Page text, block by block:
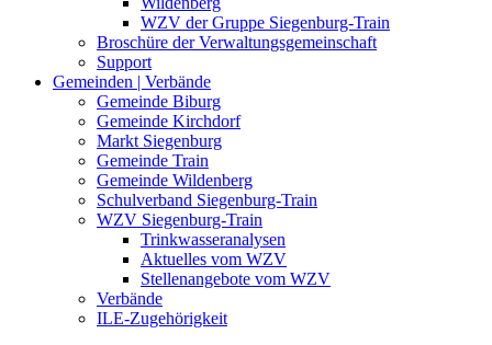
WZV der Gruppe Siegenburg-Train
Broschüre der Verwaltungsgemeinschaft
Support
Gemeinden | Verbände
Gemeinde Biburg
Gemeinde Kirchdorf
Markt Siegenburg
Gemeinde Train
Gemeinde Wildenberg
Schulverband Siegenburg-Train
WZV Siegenburg-Train
Trinkwasseranalysen
Aktuelles vom WZV
Stellenangebote vom WZV
Verbände
ILE-Zugehörigkeit